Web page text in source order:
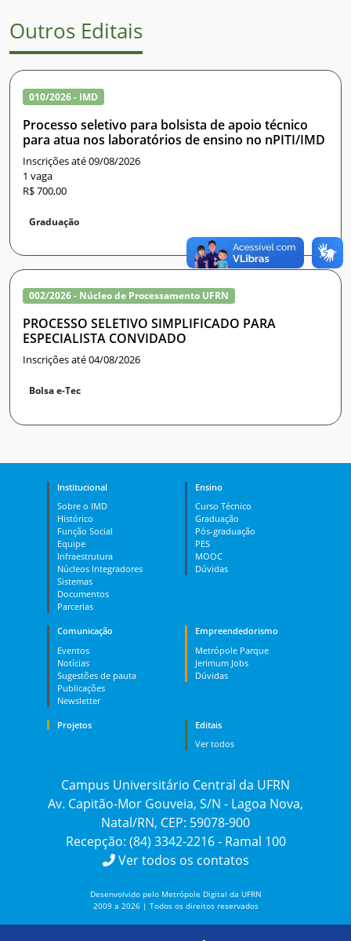
Outros Editais
010/2026 - IMD
Processo seletivo para bolsista de apoio técnico
para atua nos laboratórios de ensino no nPITI/IMD
Inscrições até 09/08/2026
1 vaga
R$ 700,00
Graduação
002/2026 - Núcleo de Processamento UFRN
PROCESSO SELETIVO SIMPLIFICADO PARA
ESPECIALISTA CONVIDADO
Inscrições até 04/08/2026
Bolsa e-Tec
Institucional
Sobre o IMD
Histórico
Função Social
Equipe
Infraestrutura
Núcleos Integradores
Sistemas
Documentos
Parcerias
Ensino
Curso Técnico
Graduação
Pós-graduação
PES
MOOC
Dúvidas
Comunicação
Eventos
Notícias
Sugestões de pauta
Publicações
Newsletter
Empreendedorismo
Metrópole Parque
Jerimum Jobs
Dúvidas
Projetos
Editais
Ver todos
Campus Universitário Central da UFRN
Av. Capitão-Mor Gouveia, S/N - Lagoa Nova,
Natal/RN, CEP: 59078-900
Recepção: (84) 3342-2216 - Ramal 100
Ver todos os contatos
Desenvolvido pelo Metrópole Digital da UFRN
2009 a 2026 | Todos os direitos reservados